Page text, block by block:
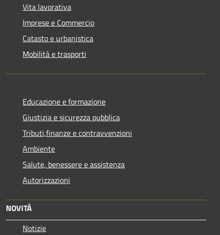
Vita lavorativa
Imprese e Commercio
Catasto e urbanistica
Mobilità e trasporti
Educazione e formazione
Giustizia e sicurezza pubblica
Tributi,finanze e contravvenzioni
Ambiente
Salute, benessere e assistenza
Autorizzazioni
NOVITÀ
Notizie